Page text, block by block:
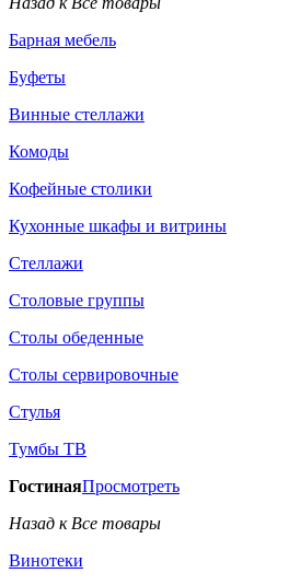
Барная мебель
Буфеты
Винные стеллажи
Комоды
Кофейные столики
Кухонные шкафы и витрины
Стеллажи
Столовые группы
Столы обеденные
Столы сервировочные
Стулья
Тумбы ТВ
ГостинаяПросмотреть
Назад к Все товары
Винотеки